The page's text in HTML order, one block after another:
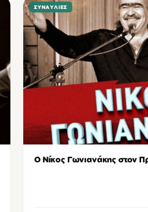
ΣΥΝΑΥΛΊΕΣ
Ο Νίκος Γωνιανάκης στον